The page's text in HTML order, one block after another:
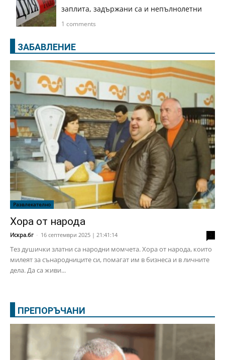
заплита, задържани са и непълнолетни
1 comments
ЗАБАВЛЕНИЕ
Развлекателно
Хора от народа
Искра.бг - 16 септември 2025 | 21:41:14
Тез душички златни са народни момчета. Хора от народа, които
милеят за сънародниците си, помагат им в бизнеса и в личните
дела. Да са живи...
ПРЕПОРЪЧАНИ